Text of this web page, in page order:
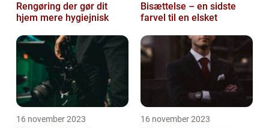
Rengøring der gør dit
hjem mere hygiejnisk
Bisættelse – en sidste
farvel til en elsket
16 november 2023 16 november 2023